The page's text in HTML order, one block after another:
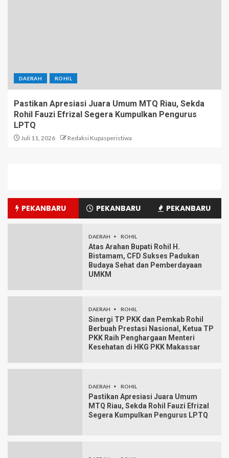
DAERAH ROHIL
Pastikan Apresiasi Juara Umum MTQ Riau, Sekda
Rohil Fauzi Efrizal Segera Kumpulkan Pengurus
LPTQ
Juli 11, 2026 Redaksi Kupasperistiwa
PEKANBARU PEKANBARU PEKANBARU
DAERAH ROHIL
Atas Arahan Bupati Rohil H.
Bistamam, CFD Sukses Padukan
Budaya Sehat dan Pemberdayaan
UMKM
DAERAH ROHIL
Sinergi TP PKK dan Pemkab Rohil
Berbuah Prestasi Nasional, Ketua TP
PKK Raih Penghargaan Menteri
Kesehatan di HKG PKK Makassar
DAERAH ROHIL
Pastikan Apresiasi Juara Umum
MTQ Riau, Sekda Rohil Fauzi Efrizal
Segera Kumpulkan Pengurus LPTQ